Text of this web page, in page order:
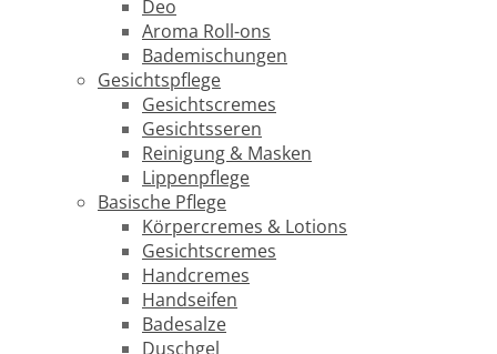
Deo
Aroma Roll-ons
Bademischungen
Gesichtspflege
Gesichtscremes
Gesichtsseren
Reinigung & Masken
Lippenpflege
Basische Pflege
Körpercremes & Lotions
Gesichtscremes
Handcremes
Handseifen
Badesalze
Duschgel